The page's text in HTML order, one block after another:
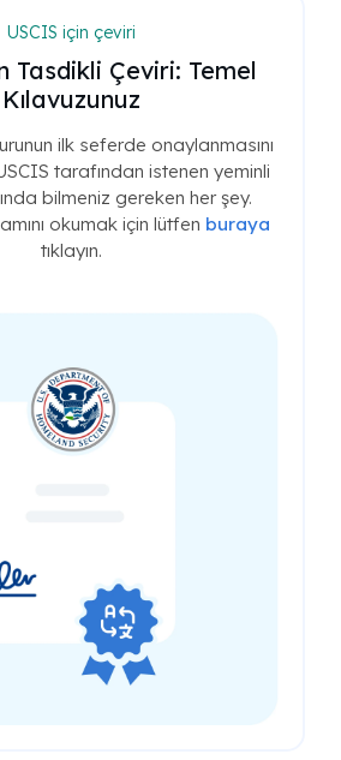
USCIS için çeviri
Tasdikli Çeviri: Temel
Kılavuzunuz
ilk seferde onaylanmasını
tarafından istenen yeminli
bilmeniz gereken her şey.
okumak için lütfen buraya
tıklayın.